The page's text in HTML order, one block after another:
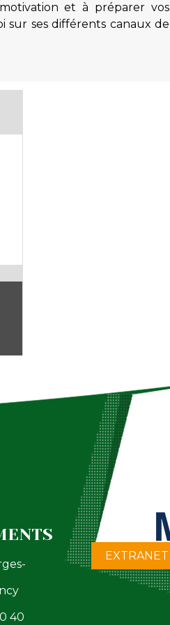
et à préparer vos
sur ses différents canaux de
40
EXTRANET